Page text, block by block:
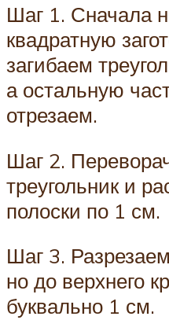
Шаг 1. Сначала
квадратную
загибаем
а остальную
отрезаем.
Шаг 2.
треугольник и
полоски по 1 см.
Шаг 3.
но до верхнего
буквально 1 см.